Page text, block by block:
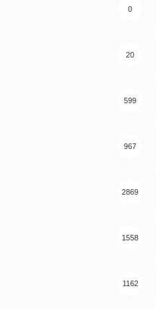
0
20
599
967
2869
1558
1162